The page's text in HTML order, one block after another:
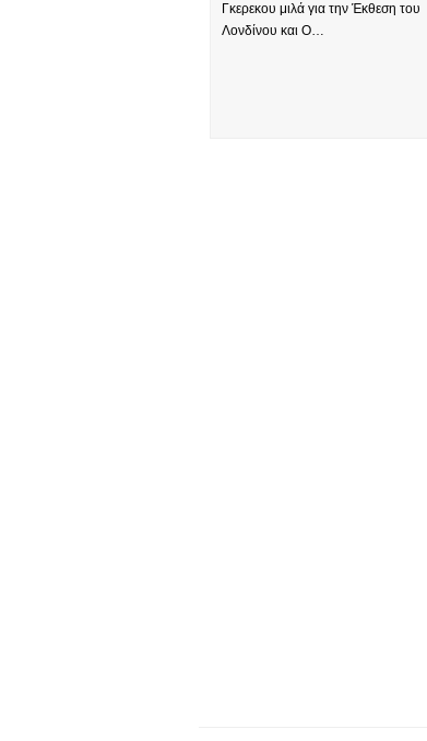
Γκερεκου μιλά για την Έκθεση του
Λονδίνου και Ο…